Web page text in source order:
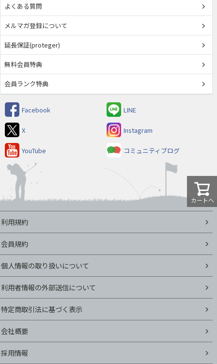
カートへ
よくある質問
メルマガ登録について
延長保証(proteger)
無料会員特典
会員ランク特典
Facebook LINE
X Instagram
YouTube コミュニティブログ
利用規約
会員規約
個人情報の取り扱いについて
利用者情報の外部送信について
特定商取引法に基づく表示
会社概要
採用情報